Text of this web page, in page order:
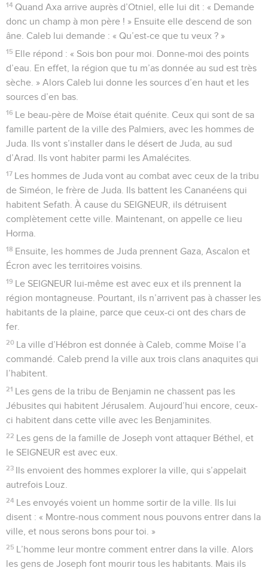
14 Quand Axa arrive auprès d’Otniel, elle lui dit : « Demande
donc un champ à mon père ! » Ensuite elle descend de son
âne. Caleb lui demande : « Qu’est-ce que tu veux ? »
15 Elle répond : « Sois bon pour moi. Donne-moi des points
d’eau. En effet, la région que tu m’as donnée au sud est très
sèche. » Alors Caleb lui donne les sources d’en haut et les
sources d’en bas.
16 Le beau-père de Moïse était quénite. Ceux qui sont de sa
famille partent de la ville des Palmiers, avec les hommes de
Juda. Ils vont s’installer dans le désert de Juda, au sud
d’Arad. Ils vont habiter parmi les Amalécites.
17 Les hommes de Juda vont au combat avec ceux de la tribu
de Siméon, le frère de Juda. Ils battent les Cananéens qui
habitent Sefath. À cause du SEIGNEUR, ils détruisent
complètement cette ville. Maintenant, on appelle ce lieu
Horma.
18 Ensuite, les hommes de Juda prennent Gaza, Ascalon et
Écron avec les territoires voisins.
19 Le SEIGNEUR lui-même est avec eux et ils prennent la
région montagneuse. Pourtant, ils n’arrivent pas à chasser les
habitants de la plaine, parce que ceux-ci ont des chars de
fer.
20 La ville d’Hébron est donnée à Caleb, comme Moïse l’a
commandé. Caleb prend la ville aux trois clans anaquites qui
l’habitent.
21 Les gens de la tribu de Benjamin ne chassent pas les
Jébusites qui habitent Jérusalem. Aujourd’hui encore, ceux-
ci habitent dans cette ville avec les Benjaminites.
22 Les gens de la famille de Joseph vont attaquer Béthel, et
le SEIGNEUR est avec eux.
23 Ils envoient des hommes explorer la ville, qui s’appelait
autrefois Louz.
24 Les envoyés voient un homme sortir de la ville. Ils lui
disent : « Montre-nous comment nous pouvons entrer dans la
ville, et nous serons bons pour toi. »
25 L’homme leur montre comment entrer dans la ville. Alors
les gens de Joseph font mourir tous les habitants. Mais ils